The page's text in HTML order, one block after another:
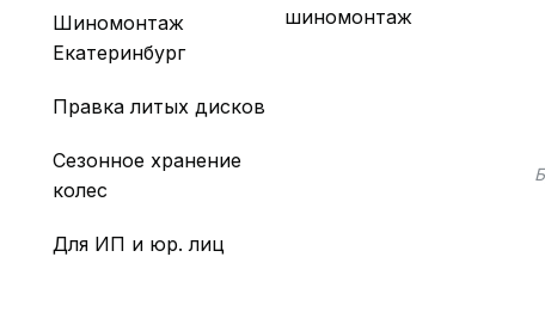
Шиномонтаж
Екатеринбург
Правка литых дисков
Сезонное хранение
колес
Для ИП и юр. лиц
шиномонтаж